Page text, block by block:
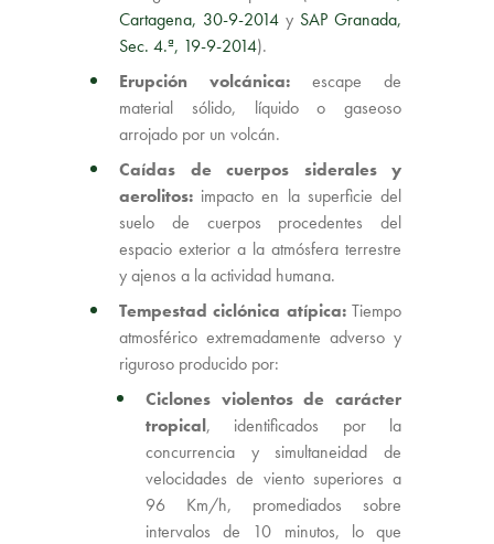
Cartagena, 30-9-2014 y SAP Granada,
Sec. 4.ª, 19-9-2014).
Erupción volcánica: escape de
material sólido, líquido o gaseoso
arrojado por un volcán.
Caídas de cuerpos siderales y
aerolitos: impacto en la superficie del
suelo de cuerpos procedentes del
espacio exterior a la atmósfera terrestre
y ajenos a la actividad humana.
Tempestad ciclónica atípica:Tiempo
atmosférico extremadamente adverso y
riguroso producido por:
Ciclones violentos de carácter
tropical, identificados por la
concurrencia y simultaneidad de
velocidades de viento superiores a
96 Km/h, promediados sobre
intervalos de 10 minutos, lo que